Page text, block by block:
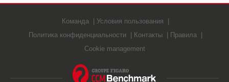
Команда
Условия пользования
Политика конфиденциальности
Контакты
Правила
Cookie management